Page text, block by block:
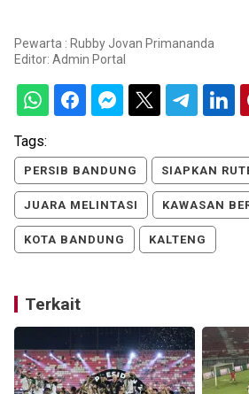
Pewarta : Rubby Jovan Primananda
Editor: Admin Portal
Tags:
PERSIB BANDUNG SIAPKAN
JUARA MELINTASI KAWASAN
KOTA BANDUNG KALTENG
Terkait